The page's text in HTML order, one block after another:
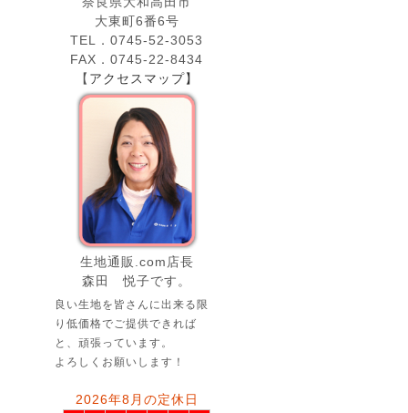
大東町6番6号
TEL．0745-52-3053
FAX．0745-22-8434
【 アクセスマップ】
生地通販.com店長
森田 悦子です。
良い生地を皆さんに出来る限
り低価格でご提供できれば
と、頑張っています。
よろしくお願いします！
2026年8月の定休日